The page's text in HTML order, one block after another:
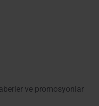
ve promosyonlar